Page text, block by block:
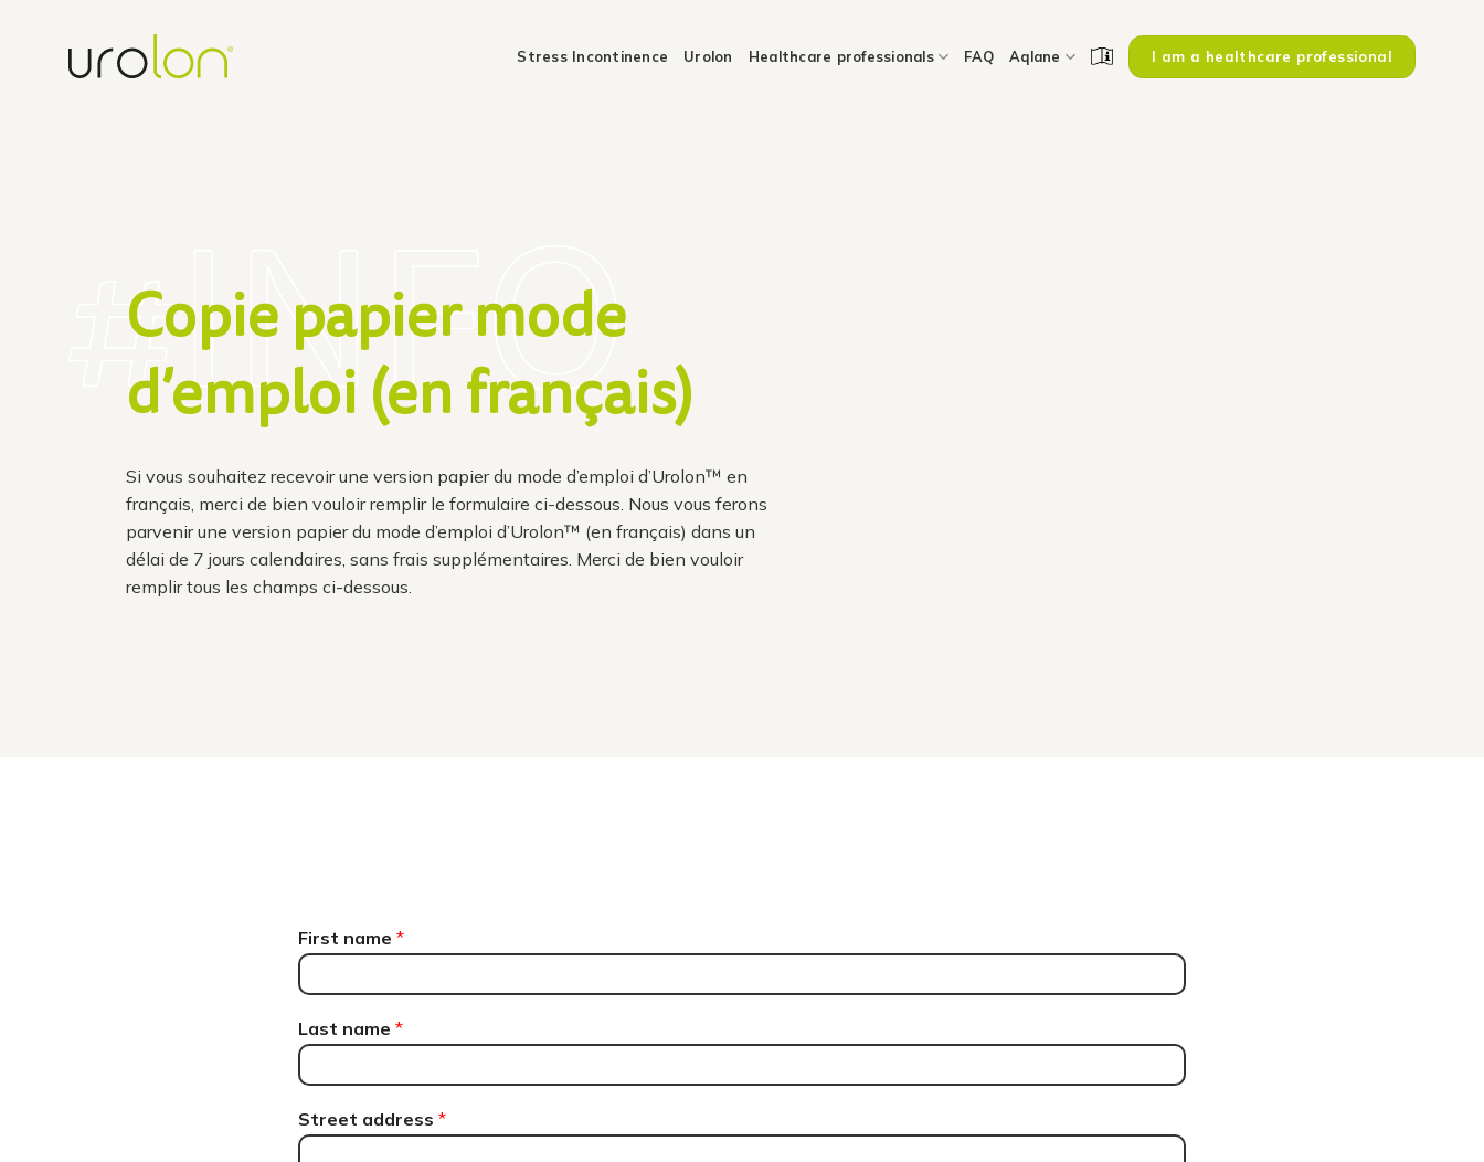
Stress Incontinence Urolon Healthcare professionals FAQ Aqlane I am a healthcare professional
Copie papier mode
d’emploi (en français)
Si vous souhaitez recevoir une version papier du mode d’emploi d’Urolon™ en
français, merci de bien vouloir remplir le formulaire ci-dessous. Nous vous ferons
parvenir une version papier du mode d’emploi d’Urolon™ (en français) dans un
délai de 7 jours calendaires, sans frais supplémentaires. Merci de bien vouloir
remplir tous les champs ci-dessous.
First name*
Last name*
Street address*